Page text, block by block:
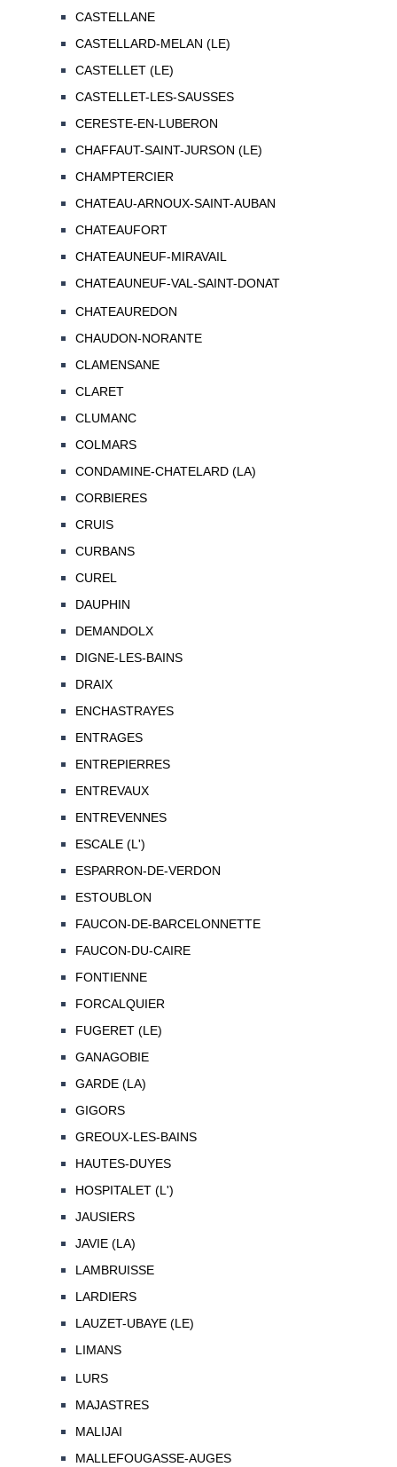
CASTELLANE
CASTELLARD-MELAN (LE)
CASTELLET (LE)
CASTELLET-LES-SAUSSES
CERESTE-EN-LUBERON
CHAFFAUT-SAINT-JURSON (LE)
CHAMPTERCIER
CHATEAU-ARNOUX-SAINT-AUBAN
CHATEAUFORT
CHATEAUNEUF-MIRAVAIL
CHATEAUNEUF-VAL-SAINT-DONAT
CHATEAUREDON
CHAUDON-NORANTE
CLAMENSANE
CLARET
CLUMANC
COLMARS
CONDAMINE-CHATELARD (LA)
CORBIERES
CRUIS
CURBANS
CUREL
DAUPHIN
DEMANDOLX
DIGNE-LES-BAINS
DRAIX
ENCHASTRAYES
ENTRAGES
ENTREPIERRES
ENTREVAUX
ENTREVENNES
ESCALE (L')
ESPARRON-DE-VERDON
ESTOUBLON
FAUCON-DE-BARCELONNETTE
FAUCON-DU-CAIRE
FONTIENNE
FORCALQUIER
FUGERET (LE)
GANAGOBIE
GARDE (LA)
GIGORS
GREOUX-LES-BAINS
HAUTES-DUYES
HOSPITALET (L')
JAUSIERS
JAVIE (LA)
LAMBRUISSE
LARDIERS
LAUZET-UBAYE (LE)
LIMANS
LURS
MAJASTRES
MALIJAI
MALLEFOUGASSE-AUGES